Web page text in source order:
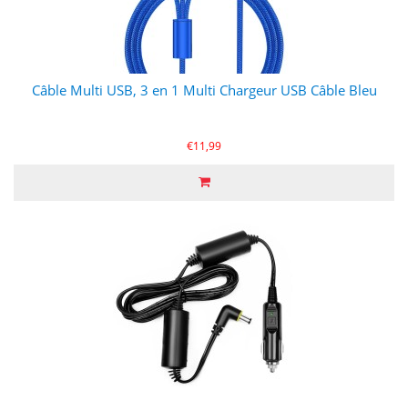
Câble Multi USB, 3 en 1 Multi Chargeur USB Câble Bleu
€11,99